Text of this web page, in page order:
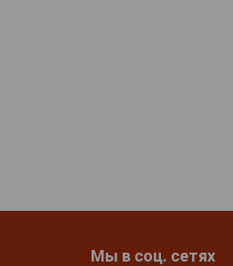
Мы в соц. сетях